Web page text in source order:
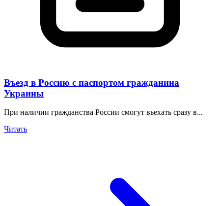
Въезд в Россию с паспортом гражданина
Украины
При наличии гражданства России смогут вьехать сразу в...
Читать